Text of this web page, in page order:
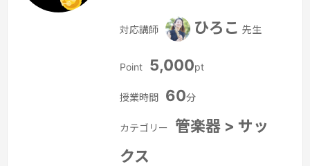
対応講師 ひろこ 先生
Point 5,000pt
授業時間 60分
カテゴリー
管楽器 > サッ
クス